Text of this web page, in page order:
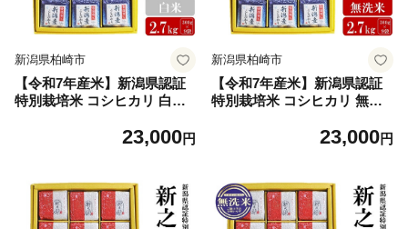
新潟県柏崎市
【令和7年産米】新潟県認証
特別栽培米 コシヒカリ 白米
23,000円
新潟県柏崎市
【令和7年産米】新潟県認証
特別栽培米 コシヒカリ 無洗
リーホンマ[Y0385]23,000円